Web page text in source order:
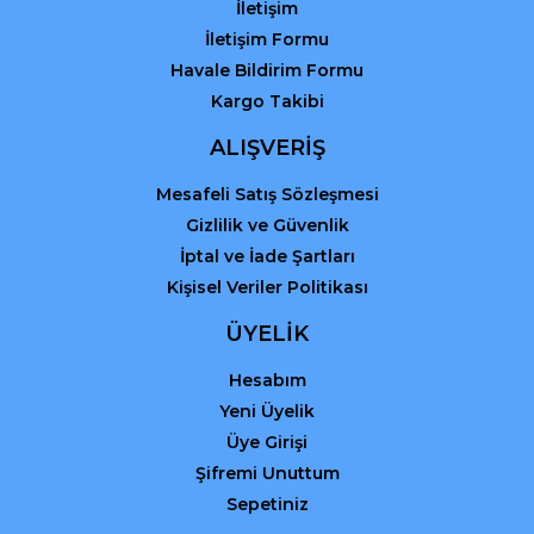
Gönder
İletişim
İletişim Formu
Havale Bildirim Formu
Kargo Takibi
ALIŞVERİŞ
Mesafeli Satış Sözleşmesi
Gizlilik ve Güvenlik
İptal ve İade Şartları
Kişisel Veriler Politikası
ÜYELİK
Hesabım
Yeni Üyelik
Üye Girişi
Şifremi Unuttum
Sepetiniz